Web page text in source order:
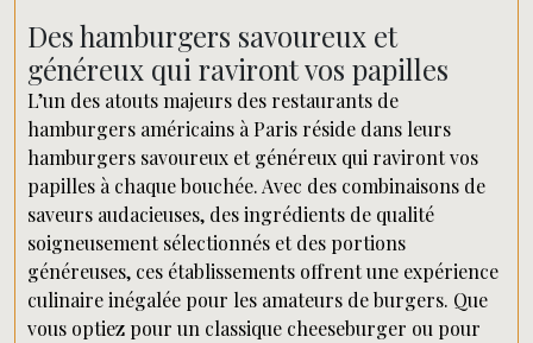
Des hamburgers savoureux et
généreux qui raviront vos papilles
L’un des atouts majeurs des restaurants de
hamburgers américains à Paris réside dans leurs
hamburgers savoureux et généreux qui raviront vos
papilles à chaque bouchée. Avec des combinaisons de
saveurs audacieuses, des ingrédients de qualité
soigneusement sélectionnés et des portions
généreuses, ces établissements offrent une expérience
culinaire inégalée pour les amateurs de burgers. Que
vous optiez pour un classique cheeseburger ou pour